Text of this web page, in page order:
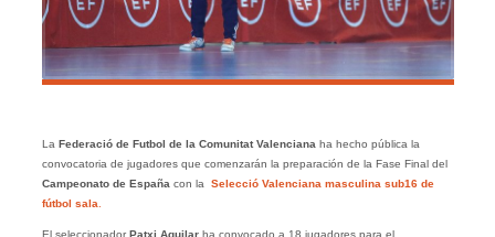
La Federació de Futbol de la Comunitat Valenciana ha hecho pública la
convocatoria de jugadores que comenzarán la preparación de la Fase Final del
Campeonato de España con la Selecció Valenciana masculina sub16 de
fútbol sala
El seleccionadorPatxi Aguilarha convocado a 18 jugadores para el